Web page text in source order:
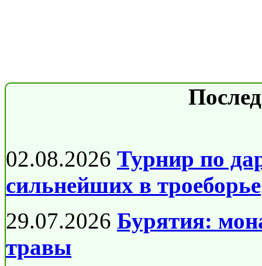
02.08.2026 Турнир по
сильнейших в троеборье
29.07.2026 Бурятия:
травы